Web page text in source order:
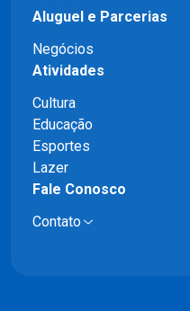
Aluguel e Parcerias
Negócios
Atividades
Cultura
Educação
Esportes
Lazer
Fale Conosco
Contato